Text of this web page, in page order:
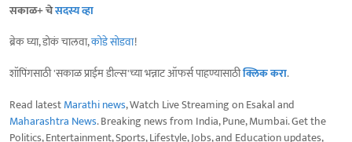
सकाळ+ चेसदस्य व्हा
ब्रेक घ्या, डोकं चालवा,कोडे सोडवा!
शॉपिंगसाठी 'सकाळ प्राईम डील्स'च्या भन्नाट ऑफर्स पाहण्यासाठीक्लिक करा.
Read latestMarathi news, Watch Live Streaming on Esakal and
Maharashtra News. Breaking news from India, Pune, Mumbai. Get the
Politics, Entertainment, Sports, Lifestyle, Jobs, and Education updates,